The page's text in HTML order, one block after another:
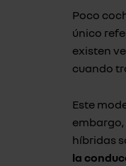
Poco
único
existen
cuando
Este
híbridas
la